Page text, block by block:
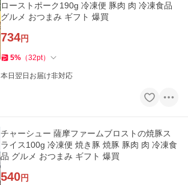
ローストポーク190g 冷凍便 豚肉 肉 冷凍食品
グルメ おつまみ ギフト 爆買
734円
5% （32pt）
本日翌日お届け非対応
チャーシュー 薩摩ファームブロストの焼豚ス
ライス100g 冷凍便 焼き豚 焼豚 豚肉 肉 冷凍食
品 グルメ おつまみ ギフト 爆買
540円